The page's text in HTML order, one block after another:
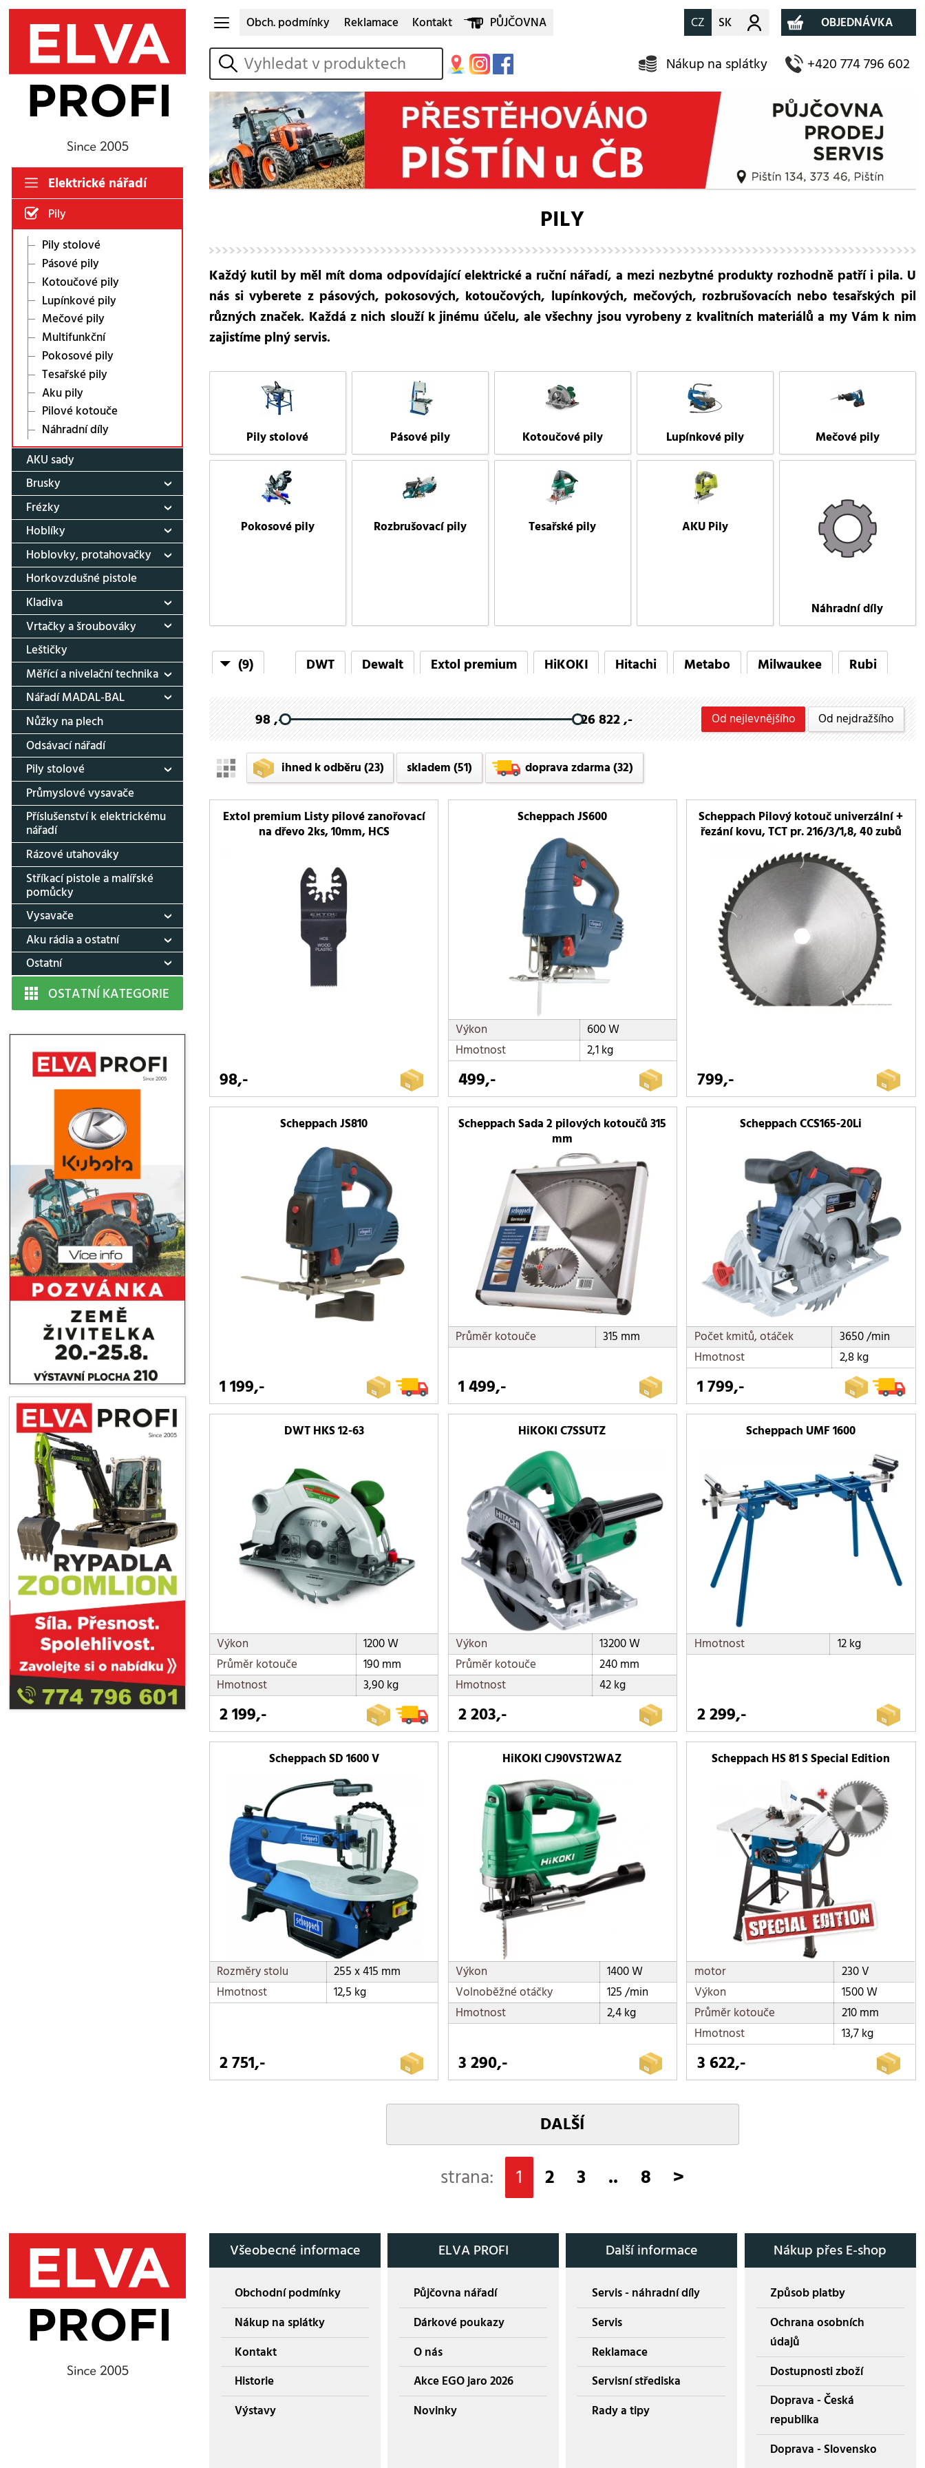
Elektrické nářadí
Pily
Pily stolové
Pásové pily
Kotoučové pily
Lupínkové pily
Mečové pily
Multifunkční
Pokosové pily
Tesařské pily
Aku pily
Pilové kotouče
Náhradní díly
AKU sady
Brusky
Frézky
Hoblíky
Hoblovky, protahovačky
Horkovzdušné pistole
Kladiva
Vrtačky a šroubováky
Leštičky
Měřící a nivelační technika
Nářadí MADAL-BAL
Nůžky na plech
Odsávací nářadí
Pily stolové
Průmyslové vysavače
Příslušenství k elektrickému
nářadí
Rázové utahováky
Stříkací pistole a malířské
pomůcky
Vysavače
Aku rádia a ostatní
Ostatní
OSTATNÍ KATEGORIE
Obch. podmínky Reklamace Kontakt PŮJČOVNA CZ SK Můj účet OBJEDNÁVKA
vyhledat Nákup na splátky +420 774 796 602
PILY
Každý kutil by měl mít doma odpovídající elektrické a ruční nářadí, a mezi nezbytné produkty rozhodně patří i pila. U
nás si vyberete z pásových, pokosových, kotoučových, lupínkových, mečových, rozbrušovacích nebo tesařských pil
různých značek. Každá z nich slouží k jinému účelu, ale všechny jsou vyrobeny z kvalitních materiálů a my Vám k nim
zajistíme plný servis.
Pily stolové Pásové pily Kotoučové pily Lupínkové pily Mečové pily
Pokosové pily Rozbrušovací pily Tesařské pily AKU Pily
Náhradní díly
(9) DWT Dewalt Extol premium HiKOKI Hitachi Metabo Milwaukee
Rubi
Scheppach
98 ,- 26 822 ,- Od nejlevnějšího Od nejdražšího
ihned k odběru(23) skladem(51) doprava zdarma(32)
Extol premium Listy pilové zanořovací
na dřevo 2ks, 10mm, HCS
98,-
Scheppach JS600
Výkon
600 W
Hmotnost
2,1 kg
499,-
Scheppach Pilový kotouč univerzální +
řezání kovu, TCT pr. 216/3/1,8, 40 zubů
799,-
Scheppach JS810
1 199,-
Scheppach Sada 2 pilových kotoučů 315
mm
Průměr kotouče 315 mm
1 499,-
Scheppach CCS165-20Li
Počet kmitů, otáček
3650 /min
Hmotnost
2,8 kg
1 799,-
DWT HKS 12-63
Výkon
1200 W
Průměr kotouče
190 mm
Hmotnost
3,90 kg
2 199,-
HiKOKI C7SSUTZ
Výkon
13200 W
Průměr kotouče
240 mm
Hmotnost
42 kg
2 203,-
Scheppach UMF 1600
Hmotnost 12 kg
2 299,-
Scheppach SD 1600 V
Rozměry stolu
255 x 415 mm
Hmotnost
12,5 kg
2 751,-
HiKOKI CJ90VST2WAZ
Výkon
1400 W
Volnoběžné otáčky
125 /min
Hmotnost
2,4 kg
3 290,-
Scheppach HS 81 S Special Edition
motor
230 V
Výkon
1500 W
Průměr kotouče
210 mm
Hmotnost
13,7 kg
3 622,-
DALŠÍ
strana: 1 2 3 .. 8 >
Všeobecné informace
Obchodní podmínky
Nákup na splátky
Kontakt
Historie
Výstavy
ELVA PROFI
Půjčovna nářadí
Dárkové poukazy
O nás
Akce EGO jaro 2026
Novinky
Další informace
Servis - náhradní díly
Servis
Reklamace
Servisní střediska
Rady a tipy
Nákup přes E-shop
Způsob platby
Ochrana osobních
údajů
Dostupnosti zboží
Doprava - Česká
republika
Doprava - Slovensko